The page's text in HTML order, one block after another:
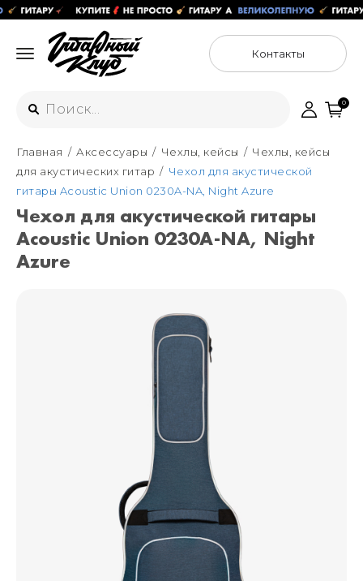
Контакты
Интернет-магазин
+7 (925) 125-54-44
Москва
+7 (925) 176-55-65
ул. Большая Новодмитровская 36с15,
Санкт-Петербург
+7 (925) 879-85-35
Санкт-Петербург
0
Главная Аксессуары Чехлы, кейсы
Чехлы, кейсы
для акустических гитар
Чехол для акустической
гитары Acoustic Union 0230A-NA, Night Azure
Чехол для акустической гитары
Acoustic Union 0230A-NA, Night
Azure